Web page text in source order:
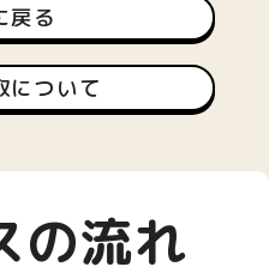
戻る
について
の流れ